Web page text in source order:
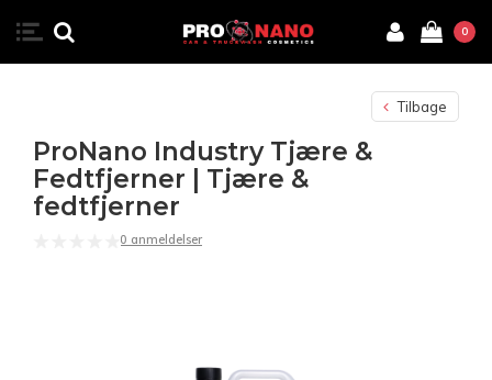
0
Tilbage
ProNano Industry Tjære &
Fedtfjerner | Tjære &
fedtfjerner
0 anmeldelser